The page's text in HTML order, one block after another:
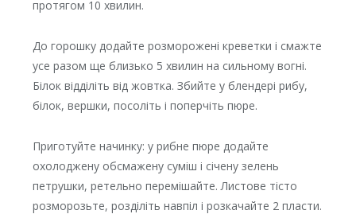
протягом 10 хвилин.
До горошку додайте розморожені креветки і смажте
усе разом ще близько 5 хвилин на сильному вогні.
Білок відділіть від жовтка. Збийте у блендері рибу,
білок, вершки, посоліть і поперчіть пюре.
Приготуйте начинку: у рибне пюре додайте
охолоджену обсмажену суміш і січену зелень
петрушки, ретельно перемішайте. Листове тісто
розморозьте, розділіть навпіл і розкачайте 2 пласти.